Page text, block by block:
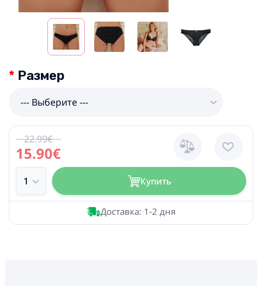
Размер
--- Выберите ---
15.90€
22.99€
Купить
Доставка: 1-2 дня